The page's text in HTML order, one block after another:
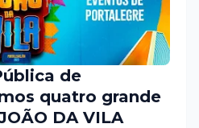
de
quatro grande
DA VILA